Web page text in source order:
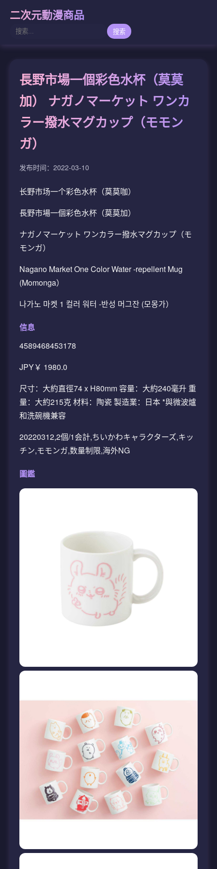
二次元動漫商品
搜索
長野市場一個彩色水杯（莫莫
加） ナガノマーケット ワンカ
ラー撥水マグカップ（モモン
ガ）
发布时间：2022-03-10
长野市场一个彩色水杯（莫莫咖）
長野市場一個彩色水杯（莫莫加）
ナガノマーケット ワンカラー撥水マグカップ（モ
モンガ）
Nagano Market One Color Water -repellent Mug
(Momonga）
나가노 마켓 1 컬러 워터 -반성 머그잔 (모몽가）
信息
4589468453178
JPY￥ 1980.0
尺寸：大約直徑74 x H80mm 容量：大約240毫升 重
量：大約215克 材料：陶瓷 製造業：日本 *與微波爐
和洗碗機兼容
20220312,2個/1会計,ちいかわキャラクターズ,キッ
チン,モモンガ,数量制限,海外NG
圖鑑